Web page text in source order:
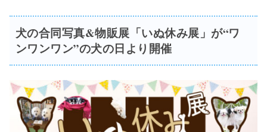
犬の合同写真&物販展「いぬ休み展」が“ワ
ンワンワン”の犬の日より開催